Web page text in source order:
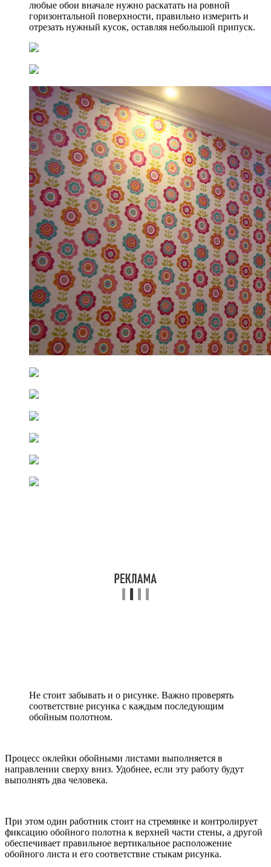
любые обои вначале нужно раскатать на ровной
горизонтальной поверхности, правильно измерить и
отрезать нужный кусок, оставляя небольшой припуск.
Не стоит забывать и о рисунке. Важно проверять
соответствие рисунка с каждым последующим
обойным полотном.
Процесс оклейки обойными листами выполняется в
направлении сверху вниз. Удобнее, если эту работу будут
выполнять два человека.
При этом один работник стоит на стремянке и контролирует
фиксацию обойного полотна к верхней части стены, а другой
обеспечивает правильное вертикальное расположение
обойного листа и его соответствие стыкам рисунка.